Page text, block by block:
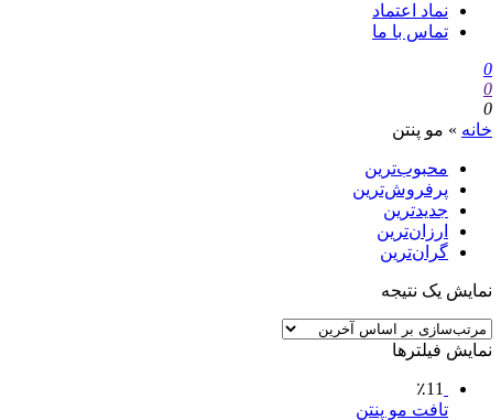
نماد اعتماد
تماس با ما
0
0
0
خانه » مو پنتن
محبوب‌ترین
پرفروش‌ترین
جدیدترین
ارزان‌ترین
گران‌ترین
نمایش یک نتیجه
نمایش فیلترها
٪11
تافت مو پنتن